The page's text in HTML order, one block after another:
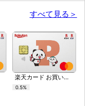
すべて見る＞
楽天カード お買いものパンダ アルファベットセレクション
0.5%